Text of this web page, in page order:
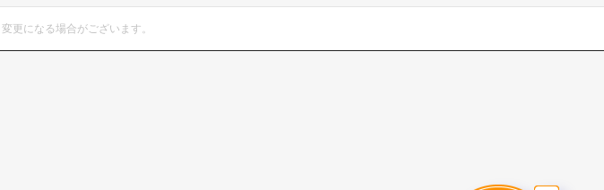
更になる場合がございます。